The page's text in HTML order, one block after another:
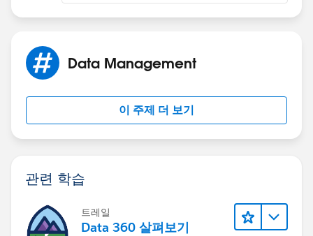
Data Management
이 주제 더 보기
관련 학습
트레일
Data 360 살펴보기